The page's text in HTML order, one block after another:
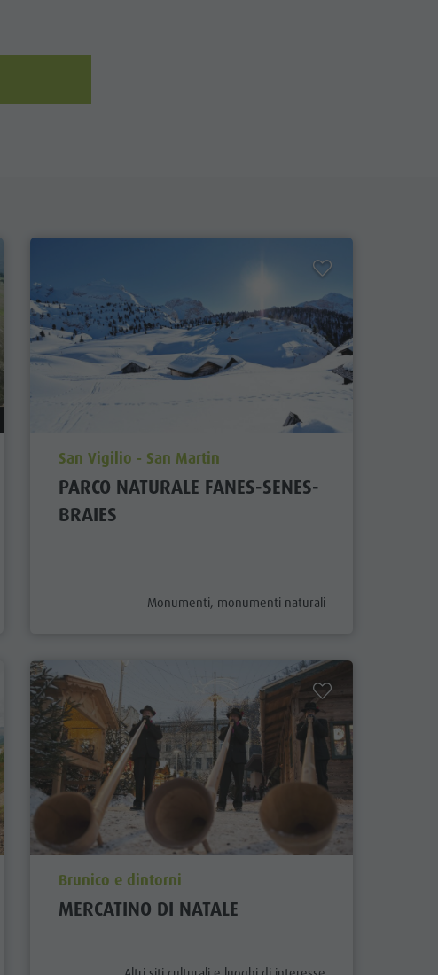
aria.poi_location_prefix
San Vigilio - San Martin
PARCO NATURALE FANES-SENES-
BRAIES
aria.poi_category_prefix
Monumenti, monumenti naturali
aria.poi_location_prefix
Brunico e dintorni
MERCATINO DI NATALE